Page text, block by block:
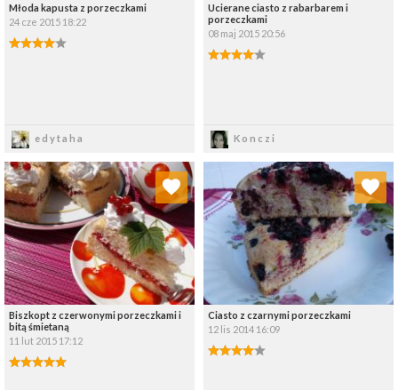
Młoda kapusta z porzeczkami
24 cze 2015 18:22
edytaha
Ucierane ciasto z rabarbarem i
porzeczkami
08 maj 2015 20:56
Konczi
Biszkopt z czerwonymi porzeczkami i
bitą śmietaną
11 lut 2015 17:12
Dodaj do ulubionych
Wybierz listę:
Ciasto z czarnymi porzeczkami
12 lis 2014 16:09
Dodaj do ulubionych
Wybierz listę: